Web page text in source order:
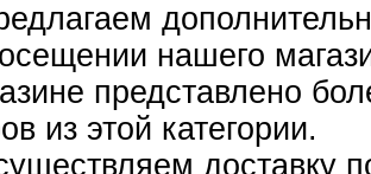
нашего
представлено
из этой категории.
доставку